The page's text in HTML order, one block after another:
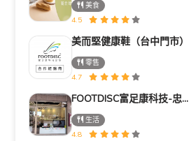
美食
4.5
美而堅健康鞋（台中門市）
零售
4.7
FOOTDISC富足康科技-忠孝直營門市
生活
4.8